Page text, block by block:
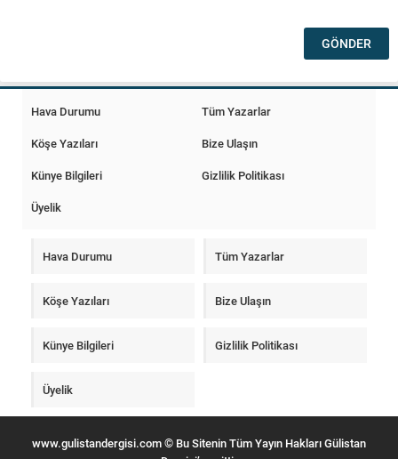
Hava Durumu
Tüm Yazarlar
Köşe Yazıları
Bize Ulaşın
Künye Bilgileri
Gizlilik Politikası
Üyelik
Hava Durumu Tüm Yazarlar
Köşe Yazıları Bize Ulaşın
Künye Bilgileri Gizlilik Politikası
Üyelik
www.gulistandergisi.com © Bu Sitenin Tüm Yayın Hakları Gülistan